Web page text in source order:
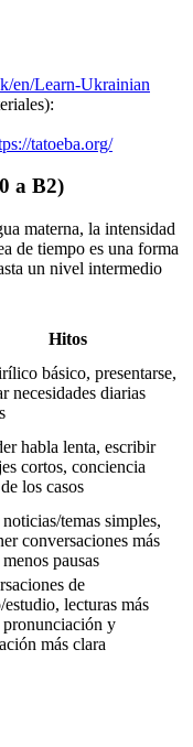
en/Learn-Ukrainian
tatoeba.org/
a B2)
materna, la intensidad
de tiempo es una forma
un nivel intermedio
Hitos
básico, presentarse,
necesidades diarias
habla lenta, escribir
cortos, conciencia
los casos
temas simples,
conversaciones más
pausas
de
estudio, lecturas más
pronunciación y
más clara